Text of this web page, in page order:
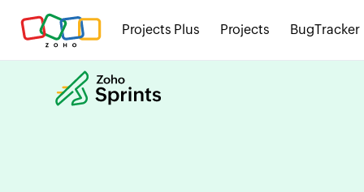
Projects Plus Projects BugTracker